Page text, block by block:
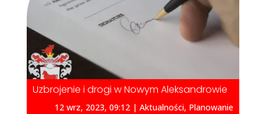
Uzbrojenie i drogi w Nowym Aleksandrowie
12 wrz, 2023, 09:12 |Aktualności, Planowanie